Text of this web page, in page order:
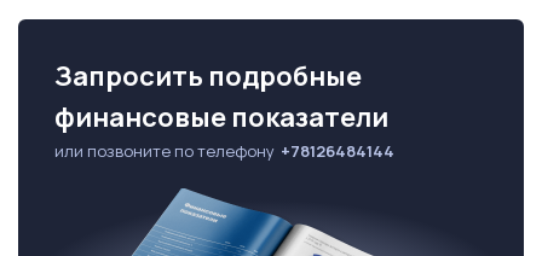
Запросить подробные
финансовые показатели
или позвоните по телефону +78126484144